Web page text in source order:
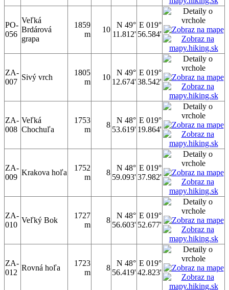
PO-
056
Veľká
Brdárová
grapa
1859
m
10
N 49°
11.812'
E 019°
56.584'
ZA-
007
Sivý vrch
1805
m
10
N 49°
12.674'
E 019°
38.542'
ZA-
008
Veľká
Chochuľa
1753
m
8
N 48°
53.619'
E 019°
19.864'
ZA-
009
Krakova hoľa
1752
m
8
N 48°
59.093'
E 019°
37.982'
ZA-
010
Veľký Bok
1727
m
8
N 48°
56.603'
E 019°
52.677'
ZA-
012
Rovná hoľa
1723
m
8
N 48°
56.419'
E 019°
42.823'